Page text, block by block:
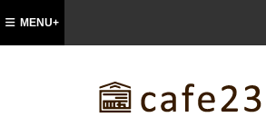
MENU+